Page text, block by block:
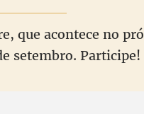
que acontece no
setembro. Participe!